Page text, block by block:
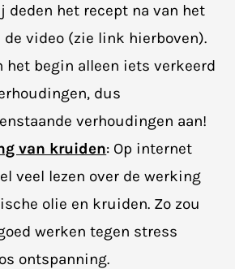
deden het recept na van het
video (zie link hierboven).
het begin alleen iets verkeerd
dus
verhoudingen aan!
van kruiden: Op internet
veel lezen over de werking
olie en kruiden. Zo zou
werken tegen stress
ontspanning.